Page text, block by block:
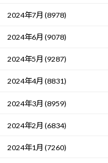
2024年7月 (8978)
2024年6月 (9078)
2024年5月 (9287)
2024年4月 (8831)
2024年3月 (8959)
2024年2月 (6834)
2024年1月 (7260)